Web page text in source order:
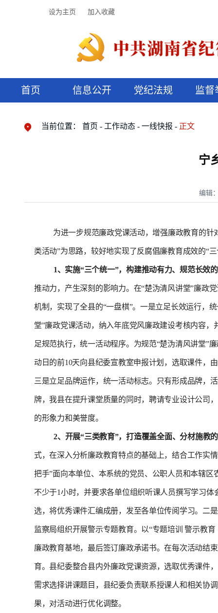
设为主页 加入收藏
首页 信息公开 党纪法规 监督
当前位置： 首页 工作动态 一线快报 正文
宁
编辑
为进一步规范廉政党课活动，增强廉政教育的针
类活动”为思路，较好地实现了反腐倡廉教育成效的“
1、实施“三个统一”，构建推动有力、规范长效
推动力，产生深刻的影响力。在“楚沩清风讲堂”廉政
机制，实现了全县的“一盘棋”。一是立足长效运行，
堂”廉政党课活动，纳入年底党风廉政建设考核内容
足规范执行，统一活动程序。 为规范“楚沩清风讲堂
动日的前10天向县纪委宣教室申报计划，选取课件，
三是立足品牌运作，统一活动标志。 只有形成品牌，
牌，我县在提升课堂质量的同时，聘请专业设计公司
的形象力和美誉度。
2、开展“三类教育”，打造覆盖全面、分材施教
式，在深入分析廉政教育特点的基础上，结合工作实
把手”面向本单位、本系统的党员、公职人员和本辖
不少于1小时，并要求各单位组织听课人员撰写学习
选，将优秀课件汇编成册，发至各单位传阅学习。 二
监察局组织开展警示专题教育。以“专题培训 警示教
廉政教育基地，最后签订廉政承诺书。在每次活动结
育。 县纪委整合县内外廉政党课资源，选取优秀课件
需求选择讲课题目，县纪委负责联系授课人和相关协
果，对活动进行优化调整。